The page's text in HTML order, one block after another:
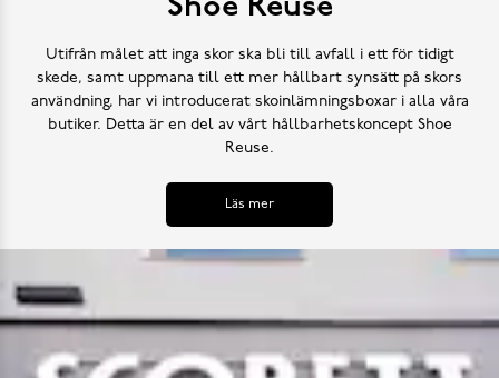
Shoe Reuse
Utifrån målet att inga skor ska bli till avfall i ett för tidigt
skede, samt uppmana till ett mer hållbart synsätt på skors
användning, har vi introducerat skoinlämningsboxar i alla våra
butiker. Detta är en del av vårt hållbarhetskoncept Shoe
Reuse.
Läs mer